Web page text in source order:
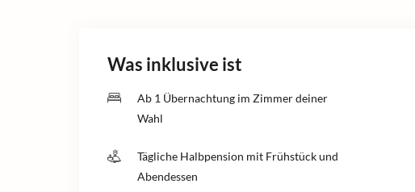
Was inklusive ist
Ab 1 Übernachtung im Zimmer deiner
Wahl
Tägliche Halbpension mit Frühstück und
Abendessen